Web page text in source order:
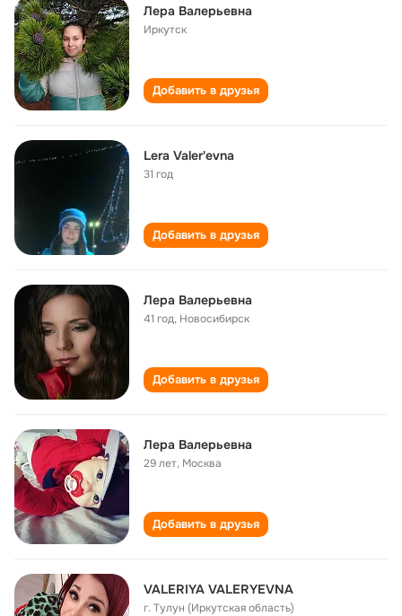
Лера Валерьевна
Иркутск
Добавить в друзья
Lera Valer'evna
31 год
Добавить в друзья
Лера Валерьевна
41 год, Новосибирск
Добавить в друзья
Лера Валерьевна
29 лет, Москва
Добавить в друзья
VALERIYA VALERYEVNA
г. Тулун (Иркутская область)